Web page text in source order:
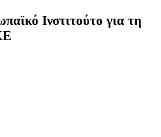
Ινστιτούτο για τη